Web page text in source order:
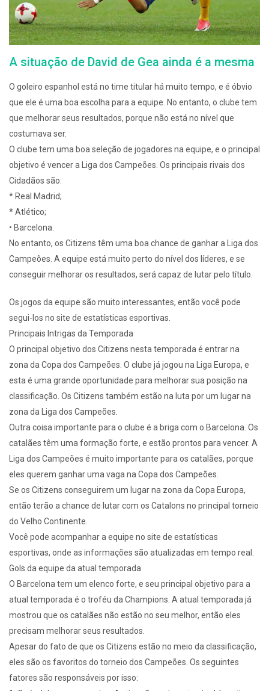
A situação de David de Gea ainda é a mesma
O goleiro espanhol está no time titular há muito tempo, e é óbvio
que ele é uma boa escolha para a equipe. No entanto, o clube tem
que melhorar seus resultados, porque não está no nível que
costumava ser.
O clube tem uma boa seleção de jogadores na equipe, e o principal
objetivo é vencer a Liga dos Campeões. Os principais rivais dos
Cidadãos são:
* Real Madrid;
* Atlético;
• Barcelona.
No entanto, os Citizens têm uma boa chance de ganhar a Liga dos
Campeões. A equipe está muito perto do nível dos líderes, e se
conseguir melhorar os resultados, será capaz de lutar pelo título.
Os jogos da equipe são muito interessantes, então você pode
segui-los no site de estatísticas esportivas.
Principais Intrigas da Temporada
O principal objetivo dos Citizens nesta temporada é entrar na
zona da Copa dos Campeões. O clube já jogou na Liga Europa, e
esta é uma grande oportunidade para melhorar sua posição na
classificação. Os Citizens também estão na luta por um lugar na
zona da Liga dos Campeões.
Outra coisa importante para o clube é a briga com o Barcelona. Os
catalães têm uma formação forte, e estão prontos para vencer. A
Liga dos Campeões é muito importante para os catalães, porque
eles querem ganhar uma vaga na Copa dos Campeões.
Se os Citizens conseguirem um lugar na zona da Copa Europa,
então terão a chance de lutar com os Catalons no principal torneio
do Velho Continente.
Você pode acompanhar a equipe no site de estatísticas
esportivas, onde as informações são atualizadas em tempo real.
Gols da equipe da atual temporada
O Barcelona tem um elenco forte, e seu principal objetivo para a
atual temporada é o troféu da Champions. A atual temporada já
mostrou que os catalães não estão no seu melhor, então eles
precisam melhorar seus resultados.
Apesar do fato de que os Citizens estão no meio da classificação,
eles são os favoritos do torneio dos Campeões. Os seguintes
fatores são responsáveis por isso: